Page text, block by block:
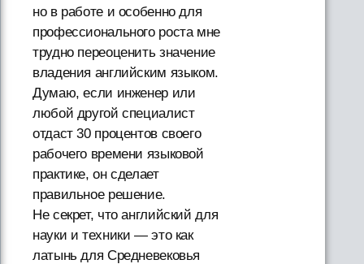
но в работе и особенно для
профессионального роста мне
трудно переоценить значение
владения английским языком.
Думаю, если инженер или
любой другой специалист
отдаст 30 процентов своего
рабочего времени языковой
практике, он сделает
правильное решение.
Не секрет, что английский для
науки и техники — это как
латынь для Средневековья